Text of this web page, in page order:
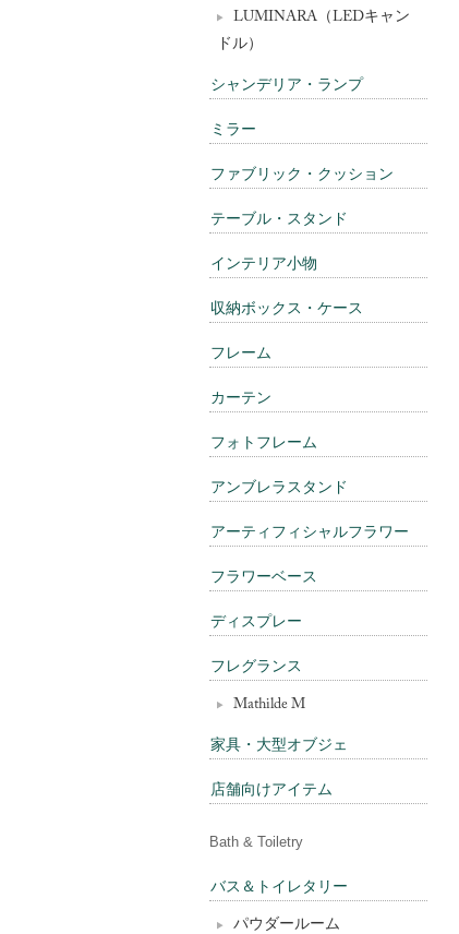
LUMINARA（LEDキャン
ドル）
シャンデリア・ランプ
ミラー
ファブリック・クッション
テーブル・スタンド
インテリア小物
収納ボックス・ケース
フレーム
カーテン
フォトフレーム
アンブレラスタンド
アーティフィシャルフラワー
フラワーベース
ディスプレー
フレグランス
Mathilde M
家具・大型オブジェ
店舗向けアイテム
Bath & Toiletry
バス＆トイレタリー
パウダールーム